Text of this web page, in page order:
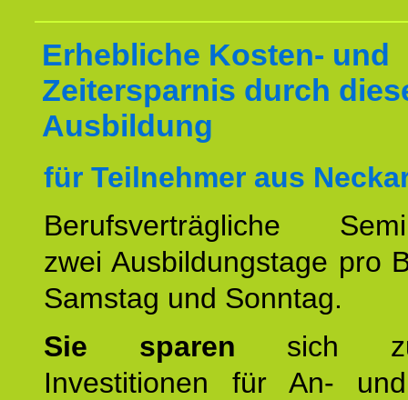
Erhebliche Kosten- und
Zeitersparnis durch
Ausbildung
für Teilnehmer aus
Berufsverträgliche
zwei Ausbildungstage pro
Samstag und Sonntag.
Sie sparen sich
Investitionen für An-